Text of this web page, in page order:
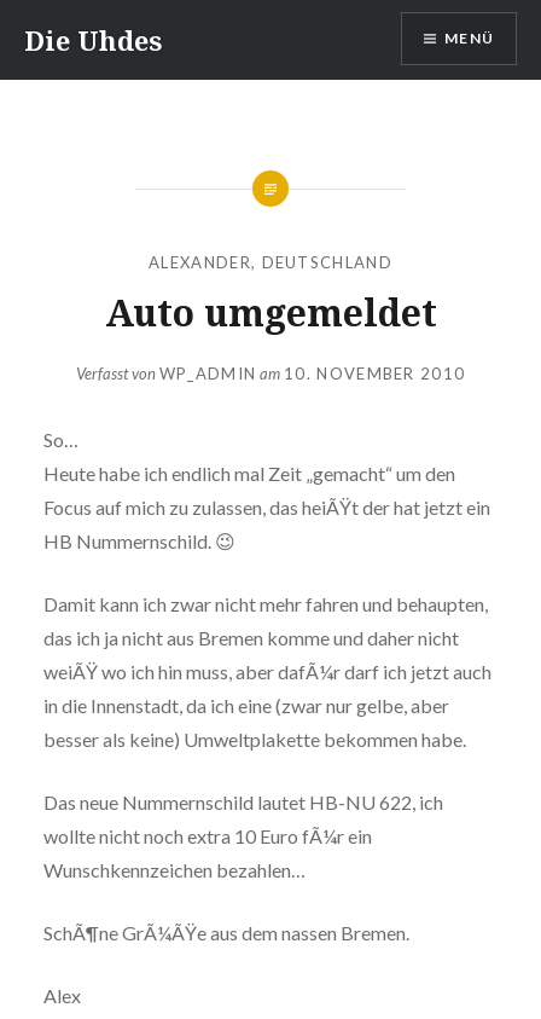
Inhalt
springen
Die Uhdes MENÜ
ALEXANDER, DEUTSCHLAND
Auto umgemeldet
Verfasst vonWP_ADMIN am 10. NOVEMBER 2010
So…
Heute habe ich endlich mal Zeit „gemacht“ um den
Focus auf mich zu zulassen, das heiÃŸt der hat jetzt ein
HB Nummernschild. 😉
Damit kann ich zwar nicht mehr fahren und behaupten,
das ich ja nicht aus Bremen komme und daher nicht
weiÃŸ wo ich hin muss, aber dafÃ¼r darf ich jetzt auch
in die Innenstadt, da ich eine (zwar nur gelbe, aber
besser als keine) Umweltplakette bekommen habe.
Das neue Nummernschild lautet HB-NU 622, ich
wollte nicht noch extra 10 Euro fÃ¼r ein
Wunschkennzeichen bezahlen…
SchÃ¶ne GrÃ¼ÃŸe aus dem nassen Bremen.
Alex